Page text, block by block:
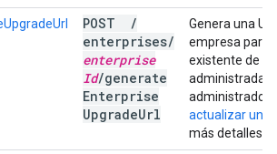
POST
/
enterprises/
enterprise
Id/generate
Enterprise
UpgradeUrl
Genera una
empresa para
existente de
administradas
administrado.
actualizar una
más detalles.